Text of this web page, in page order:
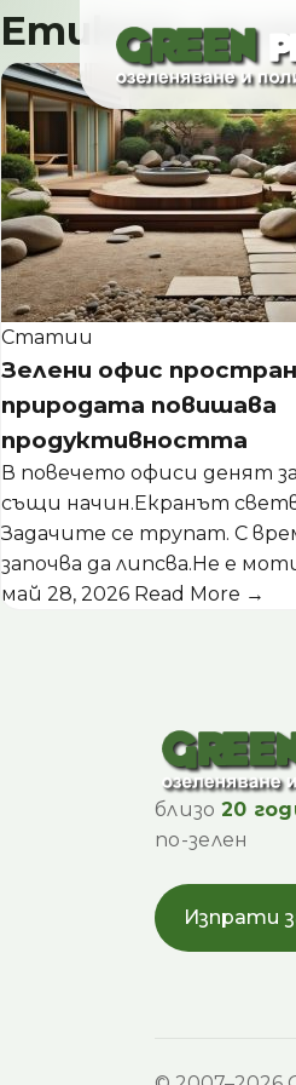
Skip
to
content
Етикет:
Статии
Зелени офис
природата повишава
продуктивността
В повечето офиси денят
същи начин.Екранът
Задачите се трупат. С
започва да липсва.Не е
май 28, 2026 Read More →
близо 20
по-зелен
Изпрати